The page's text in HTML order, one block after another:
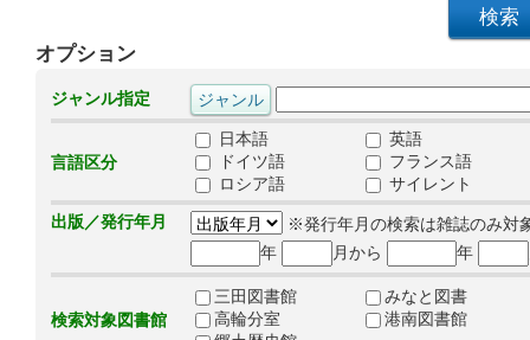
オプション
ジャンル指定
言語区分
日本語
英語
ドイツ語
フランス語
ロシア語
サイレント
出版／発行年月
※発行年月の検索は雑誌のみ対
年
月から 年
検索対象図書館
三田図書館
みなと図書
高輪分室
港南図書館